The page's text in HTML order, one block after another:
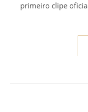
primeiro clipe